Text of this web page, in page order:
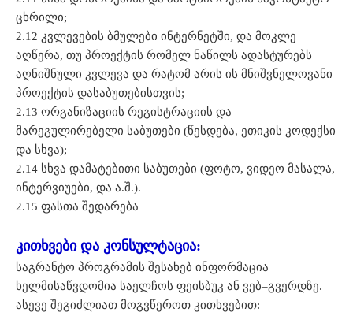
ცხრილი;
2.12 კვლევების ბმულები ინტერნეტში, და მოკლე
აღწერა, თუ პროექტის რომელ ნაწილს ადასტურებს
აღნიშნული კვლევა და რატომ არის ის მნიშვნელოვანი
პროექტის დასაბუთებისთვის;
2.13 ორგანიზაციის რეგისტრაციის და
მარეგულირებელი საბუთები (წესდება, ეთიკის კოდექსი
და სხვა);
2.14 სხვა დამატებითი საბუთები (ფოტო, ვიდეო მასალა,
ინტერვიუები, და ა.შ.).
2.15 ფასთა შედარება
კითხვები და კონსულტაცია:
საგრანტო პროგრამის შესახებ ინფორმაცია
ხელმისაწვდომია საელჩოს ფეისბუკ ან ვებ–გვერდზე.
ასევე შეგიძლიათ მოგვწეროთ კითხვებით: